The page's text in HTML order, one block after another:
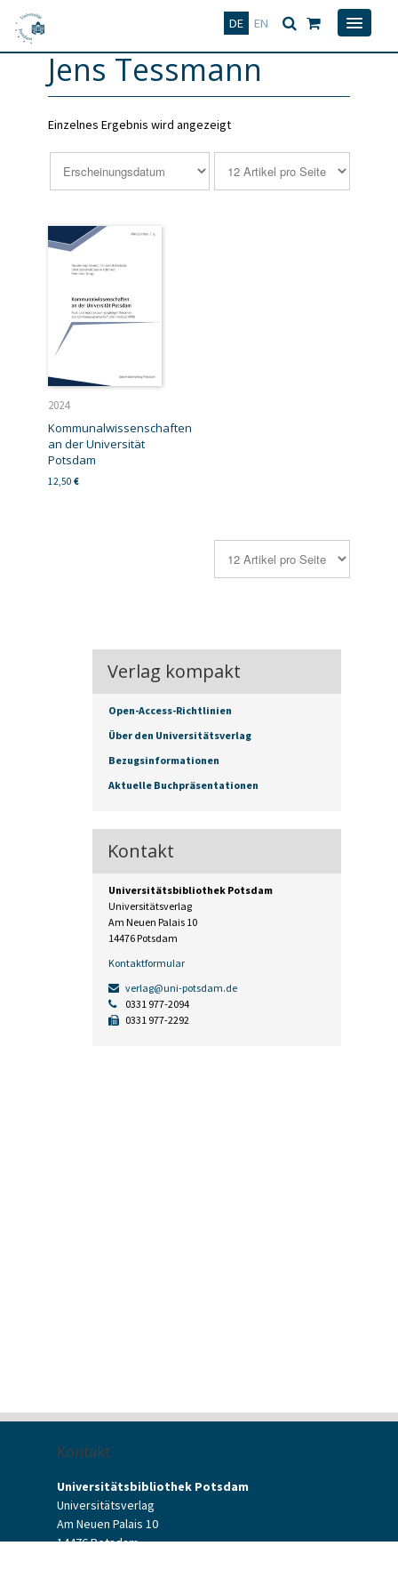
DE EN
Deutsch
Jens Tessmann
Einzelnes Ergebnis wird angezeigt
2024
Kommunalwissenschaften
an der Universität
Potsdam
12,50 €
Verlag kompakt
Open-Access-Richtlinien
Über den Universitätsverlag
Bezugsinformationen
Aktuelle Buchpräsentationen
Kontakt
Universitätsbibliothek Potsdam
Universitätsverlag
Am Neuen Palais 10
14476 Potsdam
Kontaktformular
verlag@uni-potsdam.de
0331 977-2094
0331 977-2292
Kontakt
Universitätsbibliothek Potsdam
Universitätsverlag
Am Neuen Palais 10
14476 Potsdam